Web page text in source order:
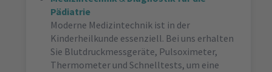
Pädiatrie
Moderne Medizintechnik ist in der
Kinderheilkunde essenziell. Bei uns erhalten
Sie Blutdruckmessgeräte, Pulsoximeter,
Thermometer und Schnelltests, um eine